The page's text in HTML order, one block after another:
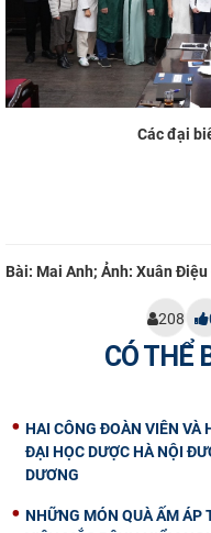
Các đại
Bài: Mai Anh; Ảnh: Xuân
208
CÓ THỂ
HAI CÔNG ĐOÀN VIÊN VÀ
ĐẠI HỌC DƯỢC HÀ NỘI
DƯƠNG
NHỮNG MÓN QUÀ ẤM ÁP